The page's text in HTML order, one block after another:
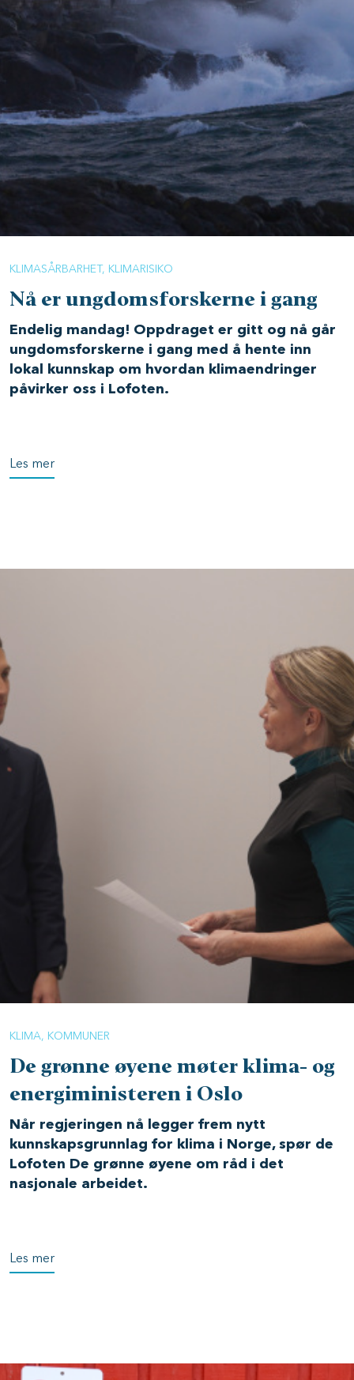
KLIMASÅRBARHET KLIMARISIKO
Nå er ungdomsforskerne i gang
Endelig mandag! Oppdraget er gitt og nå går
ungdomsforskerne i gang med å hente inn
lokal kunnskap om hvordan klimaendringer
påvirker oss i Lofoten.
Les mer
KLIMA KOMMUNER
De grønne øyene møter klima- og
energiministeren i Oslo
Når regjeringen nå legger frem nytt
kunnskapsgrunnlag for klima i Norge, spør de
Lofoten De grønne øyene om råd i det
nasjonale arbeidet.
Les mer
Image